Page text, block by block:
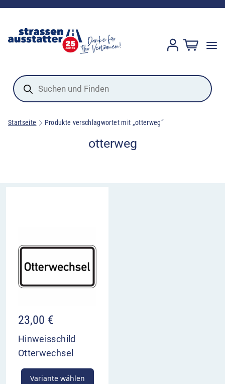
Products
search
Startseite Produkte verschlagwortet mit „otterweg“
otterweg
23,00 €
Hinweisschild
Otterwechsel
Variante wählen